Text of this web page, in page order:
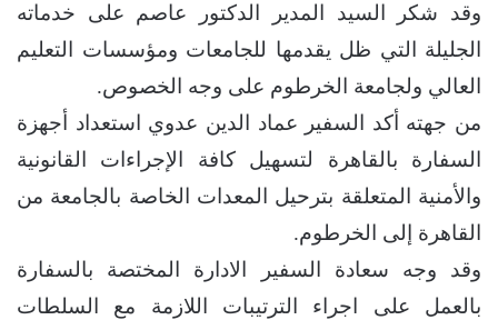
وقد شكر السيد المدير الدكتور عاصم على خدماته
الجليلة التي ظل يقدمها للجامعات ومؤسسات التعليم
العالي ولجامعة الخرطوم على وجه الخصوص.
من جهته أكد السفير عماد الدين عدوي استعداد أجهزة
السفارة بالقاهرة لتسهيل كافة الإجراءات القانونية
والأمنية المتعلقة بترحيل المعدات الخاصة بالجامعة من
القاهرة إلى الخرطوم.
وقد وجه سعادة السفير الادارة المختصة بالسفارة
بالعمل على اجراء الترتيبات اللازمة مع السلطات